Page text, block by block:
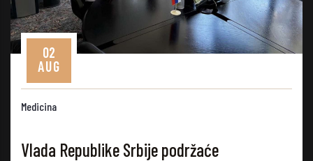
02
AUG
Medicina
Vlada Republike Srbije podržaće